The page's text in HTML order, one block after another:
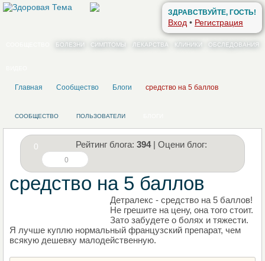
ЗДРАВСТВУЙТЕ, ГОСТЬ!
Вход • Регистрация
БОЛЕЗНИ СИМПТОМЫ ЛЕКАРСТВА КЛИНИКИ ОБСЛЕДОВАНИЯ
Главная Сообщество Блоги средство на 5 баллов
СООБЩЕСТВО ПОЛЬЗОВАТЕЛИ
0 Рейтинг блога: 394| Оцени блог:
0
средство на 5 баллов
Детралекс - средство на 5 баллов!
Не грешите на цену, она того стоит.
Зато забудете о болях и тяжести.
Я лучше куплю нормальный французский препарат, чем
всякую дешевку малодейственную.